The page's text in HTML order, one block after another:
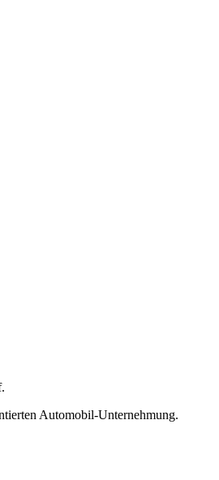
Automobil-Unternehmung.